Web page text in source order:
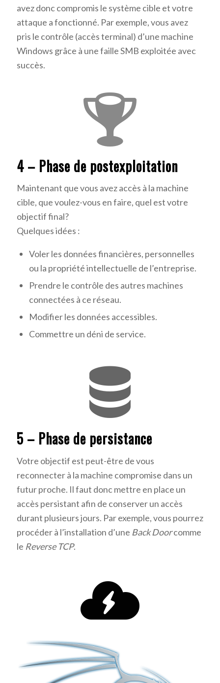
avez donc compromis le système cible et votre
attaque a fonctionné. Par exemple, vous avez
pris le contrôle (accès terminal) d’une machine
Windows grâce à une faille SMB exploitée avec
succès.
4 – Phase de postexploitation
Maintenant que vous avez accès à la machine
cible, que voulez-vous en faire, quel est votre
objectif final?
Quelques idées :
Voler les données financières, personnelles
ou la propriété intellectuelle de l’entreprise.
Prendre le contrôle des autres machines
connectées à ce réseau.
Modifier les données accessibles.
Commettre un déni de service.
5 – Phase de persistance
Votre objectif est peut-être de vous
reconnecter à la machine compromise dans un
futur proche. Il faut donc mettre en place un
accès persistant afin de conserver un accès
durant plusieurs jours. Par exemple, vous pourrez
procéder à l’installation d’une Back Doorcomme
le Reverse TCP.